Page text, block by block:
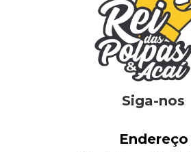
Siga-nos
Endereço